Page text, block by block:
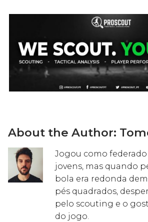
About the Author:
Jogou como
jovens, mas quando
bola era redonda
pés quadrados,
pelo scouting e o
do jogo.